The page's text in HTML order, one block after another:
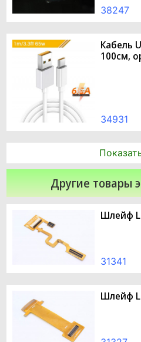
38247
Кабель
100см,
34931
Другие товары
Шлейф
31341
Шлейф